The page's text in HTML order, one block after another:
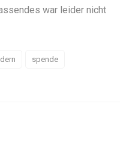
war leider nicht
spende